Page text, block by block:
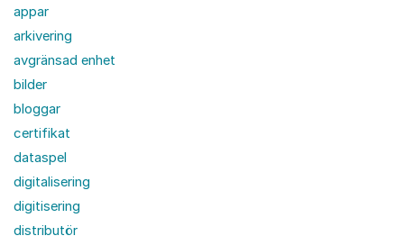
appar
arkivering
avgränsad enhet
bilder
bloggar
certifikat
dataspel
digitalisering
digitisering
distributör